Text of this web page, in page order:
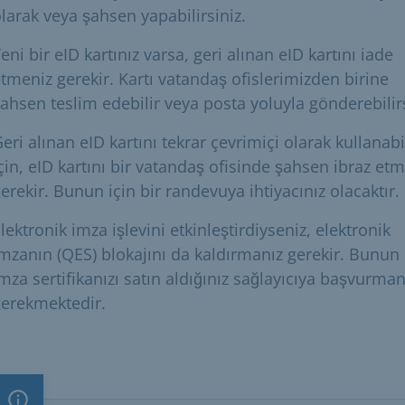
veya şahsen yapabilirsiniz.
bir eID kartınız varsa, geri alınan eID kartını iade
gerekir. Kartı vatandaş ofislerimizden birine
teslim edebilir veya posta yoluyla
alınan eID kartını tekrar çevrimiçi olarak
eID kartını bir vatandaş ofisinde şahsen ibraz
Bunun için bir randevuya ihtiyacınız olacaktır.
imza işlevini etkinleştirdiyseniz, elektronik
(QES) blokajını da kaldırmanız gerekir.
sertifikanızı satın aldığınız sağlayıcıya